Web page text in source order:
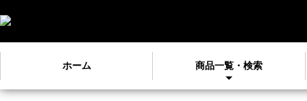
ホーム 商品一覧・検索